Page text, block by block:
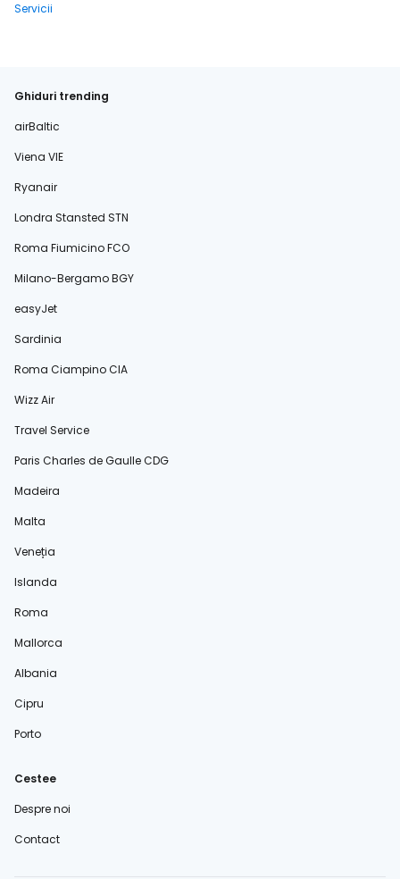
Servicii
Ghiduri trending
airBaltic
Viena VIE
Ryanair
Londra Stansted STN
Roma Fiumicino FCO
Milano-Bergamo BGY
easyJet
Sardinia
Roma Ciampino CIA
Wizz Air
Travel Service
Paris Charles de Gaulle CDG
Madeira
Malta
Veneția
Islanda
Roma
Mallorca
Albania
Cipru
Porto
Cestee
Despre noi
Contact